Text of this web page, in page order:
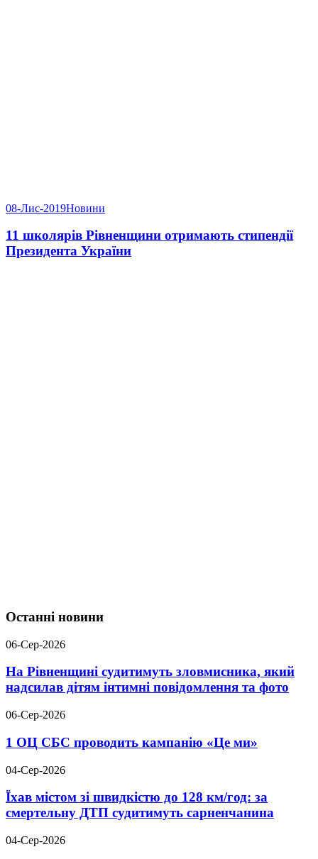
08-Лис-2019Новини
11 школярів Рівненщини отримають стипендії
Президента України
Останні новини
06-Сер-2026
На Рівненщині судитимуть зловмисника, який
надсилав дітям інтимні повідомлення та фото
06-Сер-2026
1 ОЦ СБС проводить кампанію «Це ми»
04-Сер-2026
Їхав містом зі швидкістю до 128 км/год: за
смертельну ДТП судитимуть сарненчанина
04-Сер-2026